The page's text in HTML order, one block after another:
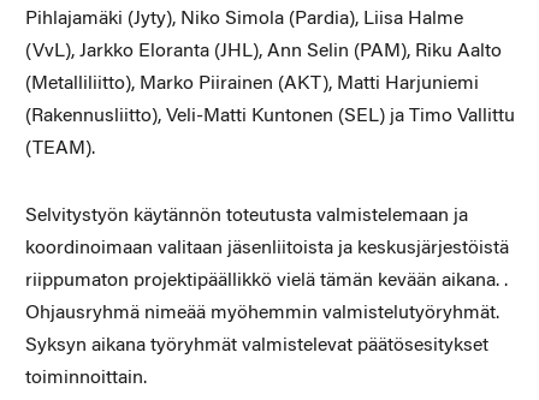
Pihlajamäki (Jyty), Niko Simola (Pardia), Liisa Halme
(VvL), Jarkko Eloranta (JHL), Ann Selin (PAM), Riku Aalto
(Metalliliitto), Marko Piirainen (AKT), Matti Harjuniemi
(Rakennusliitto), Veli-Matti Kuntonen (SEL) ja Timo Vallittu
(TEAM).
Selvitystyön käytännön toteutusta valmistelemaan ja
koordinoimaan valitaan jäsenliitoista ja keskusjärjestöistä
riippumaton projektipäällikkö vielä tämän kevään aikana. .
Ohjausryhmä nimeää myöhemmin valmistelutyöryhmät.
Syksyn aikana työryhmät valmistelevat päätösesitykset
toiminnoittain.